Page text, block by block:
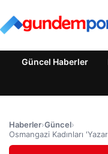
Güncel Haberler
Haberler›Güncel›
Osmangazi Kadınları